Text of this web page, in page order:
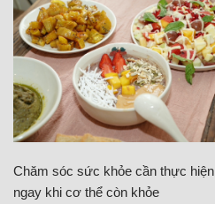
Chăm sóc sức khỏe cần thực hiện
ngay khi cơ thể còn khỏe